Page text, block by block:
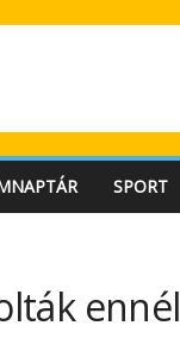
SPORT
ennél